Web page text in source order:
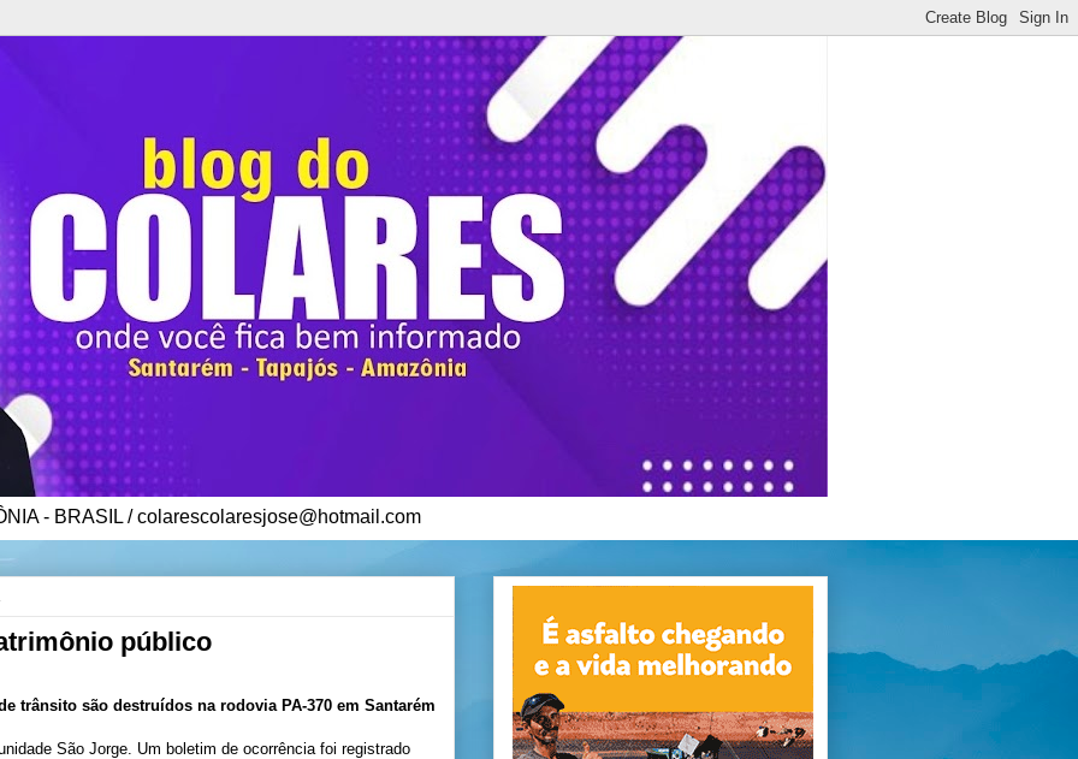
- BRASIL / colarescolaresjose@hotmail.com
público
trânsito são destruídos na rodovia PA-370 em Santarém
São Jorge. Um boletim de ocorrência foi registrado